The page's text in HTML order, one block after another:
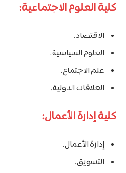
كلية العلوم الاجتماعية:
الاقتصاد.
العلوم السياسية.
علم الاجتماع.
العلاقات الدولية.
كلية إدارة الأعمال:
إدارة الأعمال.
التسويق.